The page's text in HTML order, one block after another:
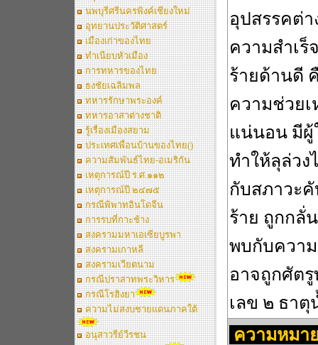
นพบุรีศรีนครพิงค์เชียงใหม่
อุทยานประวัติศาสตร์
เมืองเก่าของไทย
ทำเนียบหัวเมือง
การทหารของไทย
ธงชัยเฉลิมพล
ทหารรักษาพระองค์
ทหารอาสาต่างชาติ
รู้เรื่องเมืองสยาม
ประเทศเพื่อนบ้านของไทย()
ความสัมพันธ์ไทย-อเมริกัน
เหตุการณ์ปี ร.ศ.๑๑๒
เหตุการณ์ปี ๒๔๗๕
กรณีพิพาทอินโดจีน
การรบที่กาะช้าง
สงครามมหาเอเซียบูรพา
สงครามเกาหลี
สงครามเวียตนาม
กรณีปราสาทพระวิหาร
กรณีโรฮิงยา
ความไม่สงบชายแดนภาคใต้
อนุสาวรีย์วีรชน
อุปสรรคต่า
ความสำเ
ร้ายด้านดี
ความช่วย
แน่นอน มีผู้
ทำให้ลุล่วง
กับสภาวะ
ร้าย ถูกกลั่
พบกับควา
อาจถูกศัต
เลข ๒ ธา
ความหมา